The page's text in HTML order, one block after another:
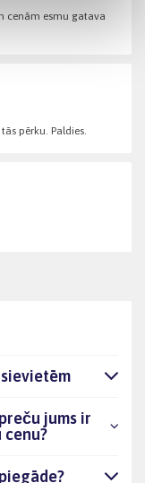
cenām esmu gatava
pērku. Paldies.
jums ir